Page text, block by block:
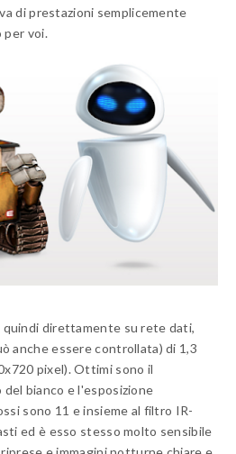
di prestazioni semplicemente
per voi.
direttamente su rete dati,
anche essere controllata) di 1,3
pixel). Ottimi sono il
bianco e l'esposizione
sono 11 e insieme al filtro IR-
ed è esso stesso molto sensibile